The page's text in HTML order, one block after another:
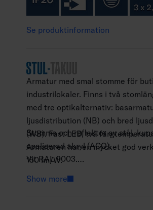
Se produktinformation
Armatur med smal stomme för
industrilokaler. Finns i två
med tre optikalternativ:
ljusdistribution (NB) och bred
(WB). Fast LED, två
Armaturen har en mycket god
150 lm/W.
Stomme och reflektor av stål,
opaliserad akryl (ACO).
Vit RAL 9003.
Ytmontering eller
Show more